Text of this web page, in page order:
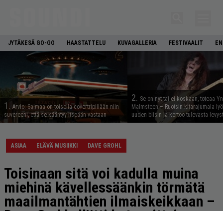
JYTÄKESÄ GO-GO HAASTATTELU KUVAGALLERIA FESTIVAALIT
1. Arvio: Saimaa on toisella covertripillään niin
suvereeni, että se kääntyy itseään vastaan
2. Se on nyt tai ei koskaan, toteaa
Malmsteen – Ruotsin kitarajumala
uuden biisin ja kertoo tulevasta
ASIAA ELÄVÄ MUSIIKKI DAVE GROHL
Toisinaan sitä voi kadulla muina
miehinä kävellessäänkin törmätä
maailmantähtien ilmaiskeikkaan –